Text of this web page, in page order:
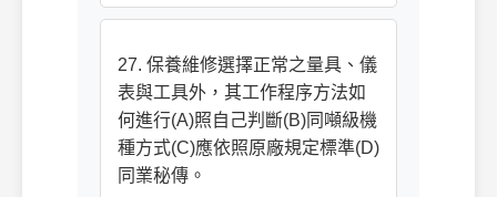
27. 保養維修選擇正常之量具、儀
表與工具外，其工作程序方法如
何進行(A)照自己判斷(B)同噸級機
種方式(C)應依照原廠規定標準(D)
同業秘傳。